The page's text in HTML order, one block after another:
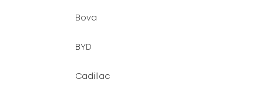
Bova
BYD
Cadillac